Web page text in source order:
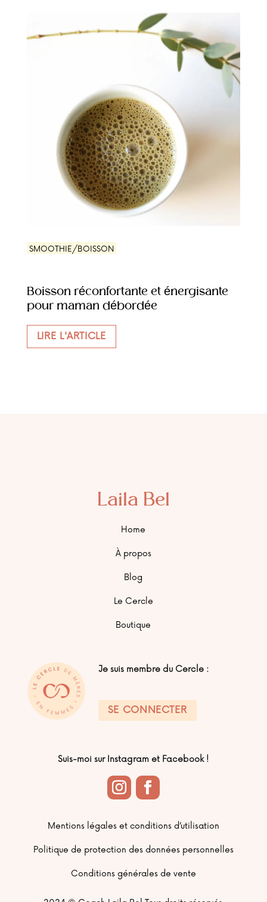
SMOOTHIE/BOISSON
Boisson réconfortante et énergisante
pour maman débordée
LIRE L'ARTICLE
Laila Bel
Home
À propos
Blog
Le Cercle
Boutique
Je suis membre du Cercle :
SE CONNECTER
Suis-moi sur Instagram et Facebook !
Mentions légales et conditions d’utilisation
Politique de protection des données personnelles
Conditions générales de vente